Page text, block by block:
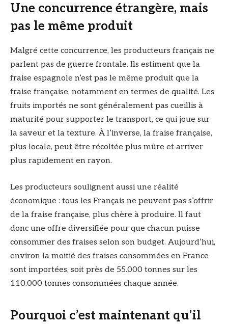
Une concurrence étrangère, mais
pas le même produit
Malgré cette concurrence, les producteurs français ne
parlent pas de guerre frontale. Ils estiment que la
fraise espagnole n’est pas le même produit que la
fraise française, notamment en termes de qualité. Les
fruits importés ne sont généralement pas cueillis à
maturité pour supporter le transport, ce qui joue sur
la saveur et la texture. À l’inverse, la fraise française,
plus locale, peut être récoltée plus mûre et arriver
plus rapidement en rayon.
Les producteurs soulignent aussi une réalité
économique : tous les Français ne peuvent pas s’offrir
de la fraise française, plus chère à produire. Il faut
donc une offre diversifiée pour que chacun puisse
consommer des fraises selon son budget. Aujourd’hui,
environ la moitié des fraises consommées en France
sont importées, soit près de 55.000 tonnes sur les
110.000 tonnes consommées chaque année.
Pourquoi c’est maintenant qu’il